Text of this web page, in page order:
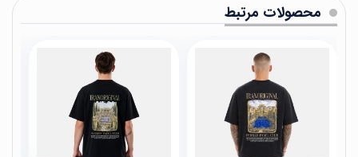
محصولات مرتبط